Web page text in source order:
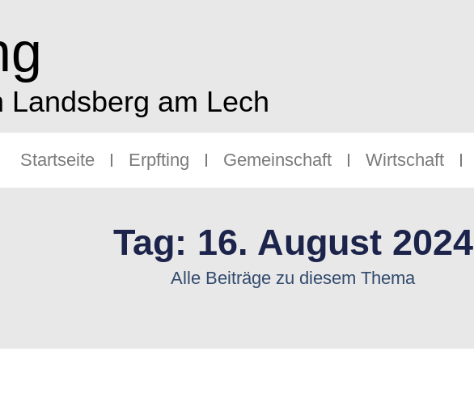
Landsberg am Lech
Startseite Erpfting Gemeinschaft Wirtschaft
Tag: 16. August 2024
Alle Beiträge zu diesem Thema